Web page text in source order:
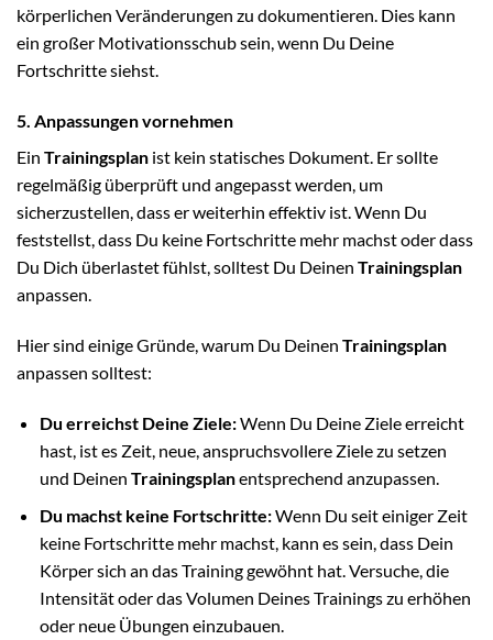
körperlichen Veränderungen zu dokumentieren. Dies kann
ein großer Motivationsschub sein, wenn Du Deine
Fortschritte siehst.
5. Anpassungen vornehmen
Ein Trainingsplan ist kein statisches Dokument. Er sollte
regelmäßig überprüft und angepasst werden, um
sicherzustellen, dass er weiterhin effektiv ist. Wenn Du
feststellst, dass Du keine Fortschritte mehr machst oder dass
Du Dich überlastet fühlst, solltest Du Deinen Trainingsplan
anpassen.
Hier sind einige Gründe, warum Du Deinen Trainingsplan
anpassen solltest:
Du erreichst Deine Ziele:Wenn Du Deine Ziele erreicht
hast, ist es Zeit, neue, anspruchsvollere Ziele zu setzen
und Deinen Trainingsplanentsprechend anzupassen.
Du machst keine Fortschritte:Wenn Du seit einiger Zeit
keine Fortschritte mehr machst, kann es sein, dass Dein
Körper sich an das Training gewöhnt hat. Versuche, die
Intensität oder das Volumen Deines Trainings zu erhöhen
oder neue Übungen einzubauen.